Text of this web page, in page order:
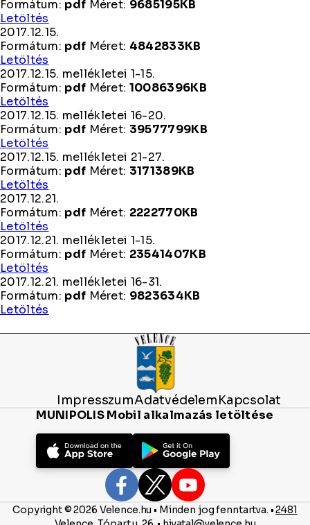
Formátum: pdf Méret: 9685195KB
Letöltés
1-
16.
2017.12.15.
Formátum: pdf Méret: 4842833KB
Letöltés
2017.12.15. mellékletei 1-15.
Formátum: pdf Méret: 10086396KB
Letöltés
mellékletei
1-
2017.12.15. mellékletei 16-20.
Formátum: pdf Méret: 39577799KB
Letöltés
mellékletei
16-
2017.12.15. mellékletei 21-27.
Formátum: pdf Méret: 3171389KB
Letöltés
mellékletei
21-
2017.12.21.
Formátum: pdf Méret: 2222770KB
Letöltés
2017.12.21. mellékletei 1-15.
Formátum: pdf Méret: 23541407KB
Letöltés
mellékletei
1-
2017.12.21. mellékletei 16-31.
Formátum: pdf Méret: 9823634KB
Letöltés
16-
ImpresszumAdatvédelemKapcsolat
MUNIPOLIS Mobil alkalmazás letöltése
Copyright © 2026 Velence.hu • Minden jog fenntartva. •2481